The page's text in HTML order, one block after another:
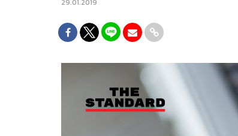
29.01.2019